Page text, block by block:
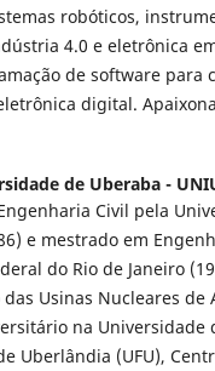
robóticos,
4.0 e eletrônica
de software para
digital.
de Uberaba -
Civil pela
e mestrado em
do Rio de Janeiro
Usinas Nucleares de
na Universidade
Uberlândia (UFU),